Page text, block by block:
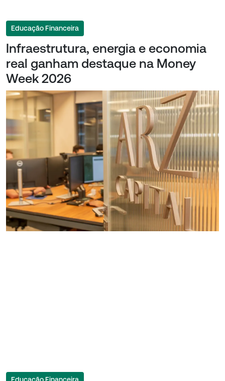
Educação Financeira
Infraestrutura, energia e economia
real ganham destaque na Money
Week 2026